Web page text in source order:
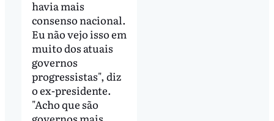
havia mais
consenso nacional.
Eu não vejo isso em
muito dos atuais
governos
progressistas", diz
o ex-presidente.
"Acho que são